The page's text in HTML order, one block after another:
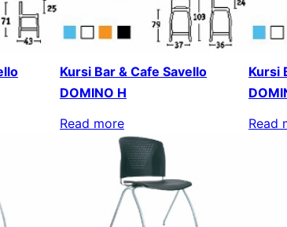
Kursi Bar & Cafe Savello
DOMINO H
Read more
Kursi
Read